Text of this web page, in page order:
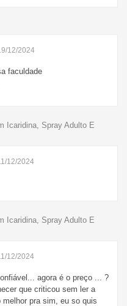
12/2024
faculdade
Icaridina, Spray Adulto E
12/2024
Icaridina, Spray Adulto E
12/2024
agora é o preço ... ?
que criticou sem ler a
pra sim, eu so quis